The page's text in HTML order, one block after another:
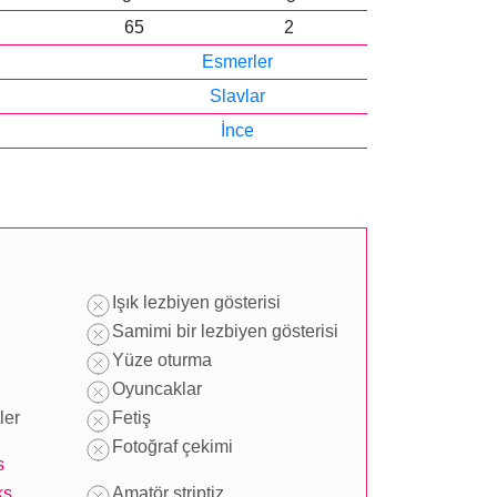
65
2
Esmerler
Slavlar
İnce
Işık lezbiyen gösterisi
Samimi bir lezbiyen gösterisi
Yüze oturma
Oyuncaklar
Fetiş
Fotoğraf çekimi
Amatör striptiz